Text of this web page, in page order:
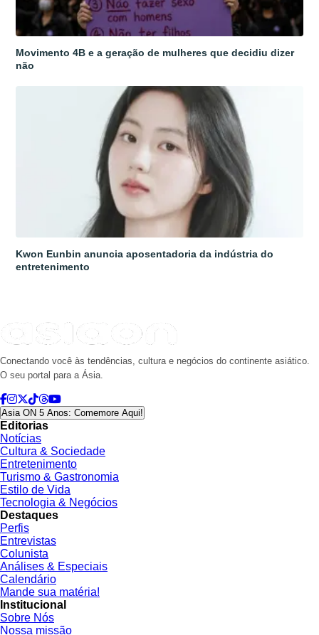
Movimento 4B e a geração de mulheres que decidiu dizer
não
Kwon Eunbin anuncia aposentadoria da indústria do
entretenimento
Conectando você às tendências, cultura e negócios do continente asiático.
O seu portal para a Ásia.
Asia ON 5 Anos: Comemore Aqui!
Editorias
Notícias
Cultura & Sociedade
Entretenimento
Turismo & Gastronomia
Estilo de Vida
Tecnologia & Negócios
Destaques
Perfis
Entrevistas
Colunista
Análises & Especiais
Calendário
Mande sua matéria!
Institucional
Sobre Nós
Nossa missão